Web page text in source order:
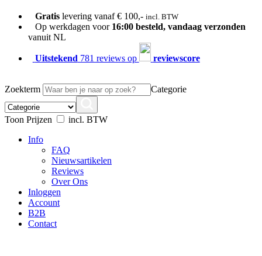
Gratislevering vanaf € 100,- incl. BTW
Op werkdagen voor 16:00 besteld, vandaag verzonden
vanuit NL
Uitstekend 781 reviews op reviewscore
Zoekterm Categorie
Toon Prijzen
incl. BTW
Info
FAQ
Nieuwsartikelen
Reviews
Over Ons
Inloggen
Account
B2B
Contact